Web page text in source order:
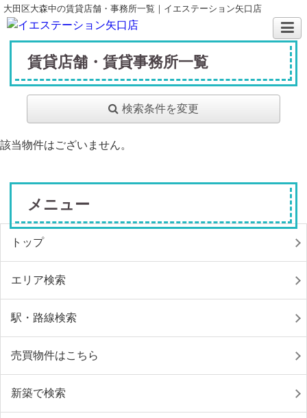
大田区大森中の賃貸店舗・事務所一覧｜イエステーション矢口店
賃貸店舗・賃貸事務所一覧
検索条件を変更
該当物件はございません。
メニュー
トップ
エリア検索
駅・路線検索
売買物件はこちら
新築で検索